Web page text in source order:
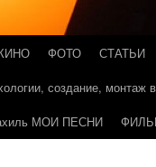
ФОТО
СТАТЬИ
создание, монтаж
МОИ ПЕСНИ